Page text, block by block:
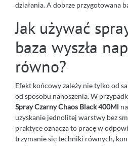
działania. A dobrze przygotowana
Jak używać
baza wyszła
równo?
Efekt końcowy zależy nie tylko od
od sposobu nanoszenia. W
Spray Czarny Chaos Black 400Ml
uzyskanie jednolitej warstwy bez
praktyce oznacza to pracę w
trzymanie się techniki równych,